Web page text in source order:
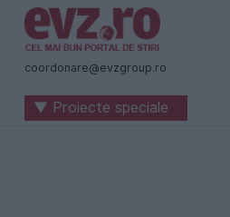
Știri
naționale
internaționale
coordonare@evzgroup.ro
▼ Proiecte speciale